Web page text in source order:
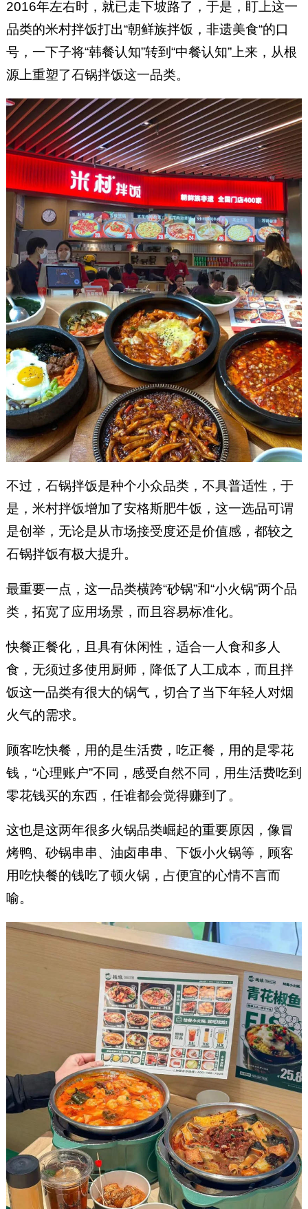
2016年左右时，就已走下坡路了，于是，盯上这一
品类的米村拌饭打出“朝鲜族拌饭，非遗美食“的口
号，一下子将“韩餐认知”转到“中餐认知”上来，从根
源上重塑了石锅拌饭这一品类。
不过，石锅拌饭是种个小众品类，不具普适性，于
是，米村拌饭增加了安格斯肥牛饭，这一选品可谓
是创举，无论是从市场接受度还是价值感，都较之
石锅拌饭有极大提升。
最重要一点，这一品类横跨“砂锅”和“小火锅”两个品
类，拓宽了应用场景，而且容易标准化。
快餐正餐化，且具有休闲性，适合一人食和多人
食，无须过多使用厨师，降低了人工成本，而且拌
饭这一品类有很大的锅气，切合了当下年轻人对烟
火气的需求。
顾客吃快餐，用的是生活费，吃正餐，用的是零花
钱，“心理账户”不同，感受自然不同，用生活费吃到
零花钱买的东西，任谁都会觉得赚到了。
这也是这两年很多火锅品类崛起的重要原因，像冒
烤鸭、砂锅串串、油卤串串、下饭小火锅等，顾客
用吃快餐的钱吃了顿火锅，占便宜的心情不言而
喻。